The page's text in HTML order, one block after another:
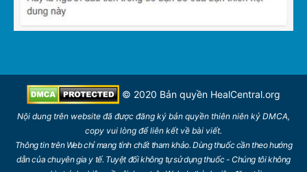
© 2020 Bản quyền HealCentral.org
Nội dung trên website đã được đăng ký bản quyền thiên niên kỷ DMCA,
copy vui lòng đểliên kếtvề bài viết.
Thông tin trên Web chỉ mang tính chất tham khảo. Dùng thuốc cần theo hướng
dẫn của chuyên gia y tế. Tuyệt đối không tự sử dụng thuốc - Chúng tôi không